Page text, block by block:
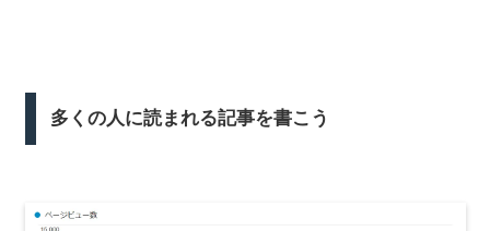
多くの人に読まれる記事を書こう